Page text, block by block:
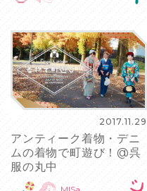
2017.11.29
アンティーク着物・デニ
ムの着物で町遊び！@呉
服の丸中